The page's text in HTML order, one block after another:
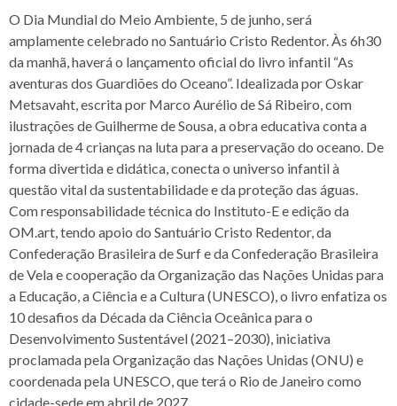
O Dia Mundial do Meio Ambiente, 5 de junho, será
amplamente celebrado no Santuário Cristo Redentor. Às 6h30
da manhã, haverá o lançamento oficial do livro infantil “As
aventuras dos Guardiões do Oceano”. Idealizada por Oskar
Metsavaht, escrita por Marco Aurélio de Sá Ribeiro, com
ilustrações de Guilherme de Sousa, a obra educativa conta a
jornada de 4 crianças na luta para a preservação do oceano. De
forma divertida e didática, conecta o universo infantil à
questão vital da sustentabilidade e da proteção das águas.
Com responsabilidade técnica do Instituto-E e edição da
OM.art, tendo apoio do Santuário Cristo Redentor, da
Confederação Brasileira de Surf e da Confederação Brasileira
de Vela e cooperação da Organização das Nações Unidas para
a Educação, a Ciência e a Cultura (UNESCO), o livro enfatiza os
10 desafios da Década da Ciência Oceânica para o
Desenvolvimento Sustentável (2021–2030), iniciativa
proclamada pela Organização das Nações Unidas (ONU) e
coordenada pela UNESCO, que terá o Rio de Janeiro como
cidade-sede em abril de 2027.